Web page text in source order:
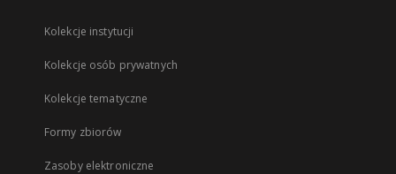
Kolekcje instytucji
Kolekcje osób prywatnych
Kolekcje tematyczne
Formy zbiorów
Zasoby elektroniczne